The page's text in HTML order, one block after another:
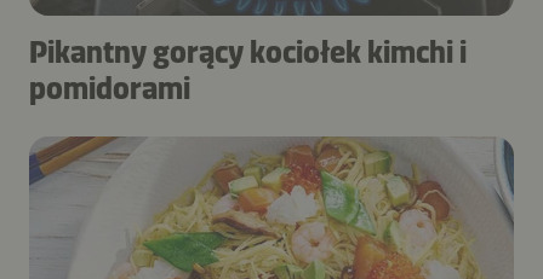
Pikantny gorący kociołek kimchi i
pomidorami